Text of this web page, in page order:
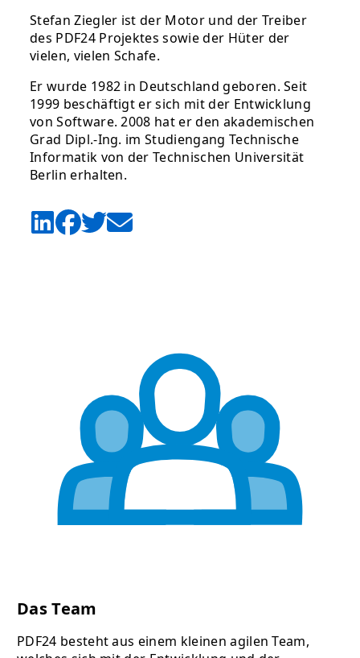
Stefan Ziegler ist der Motor und der Treiber
des PDF24 Projektes sowie der Hüter der
vielen, vielen Schafe.
Er wurde 1982 in Deutschland geboren. Seit
1999 beschäftigt er sich mit der Entwicklung
von Software. 2008 hat er den akademischen
Grad Dipl.-Ing. im Studiengang Technische
Informatik von der Technischen Universität
Berlin erhalten.
Das Team
PDF24 besteht aus einem kleinen agilen Team,